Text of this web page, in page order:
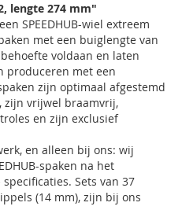
lengte 274 mm"
SPEEDHUB-wiel extreem
met een buiglengte van
voldaan en laten
produceren met een
zijn optimaal afgestemd
zijn vrijwel braamvrij,
en zijn exclusief
en alleen bij ons: wij
spaken na het
Sets van 37
(14 mm), zijn bij ons